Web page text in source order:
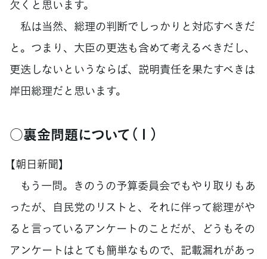
欠くと思います。
私は当然、総理の判断でしっかりと対応すべきだ
と。つまり、大臣の更迭も含めて考えるべきだし、
更迭しないというならば、説明責任を果たすべきは
岸田総理だと思います。
○裏金問題について（１）
【朝日新聞】
もう一問。きのうの予算委員会でもやり取りもあ
ったが、自民党のリストと、それに伴って総理がや
ると言っているアンケートのことだが、どうもその
アンケートはとても簡単なもので、記載漏れがあっ